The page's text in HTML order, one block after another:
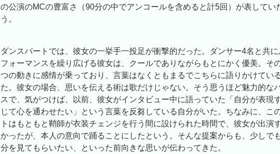
の公演のMCの豊富さ（90分の中でアンコールを含めると計5回）が表してい
う。
ダンスパートでは、彼女の一挙手一投足が衝撃的だった。ダンサー4名と共
フォーマンスを繰り広げる彼女は、クールでありながらもとにかく優美。そ
つの動きに感情が乗っており、言葉はなくともまるでこちらに語りかけてい
た。彼女の場合、思いを伝える術は歌だけじゃない。そう思うほど魅力的な
スで、気がつけば、以前、彼女がインタビュー中に語っていた「自分が表現
じて心を通わせたい」という言葉を反芻している自分がいた。ちなみに、こ
トはもともと鞘師が衣装チェンジを行う間に設けられた時間で、彼女が出演
かったが、本人の意向で踊ることにしたという。そんな提案からも、少しで
分を見てもらいたい、といった前向きな思いが伝わってきた。